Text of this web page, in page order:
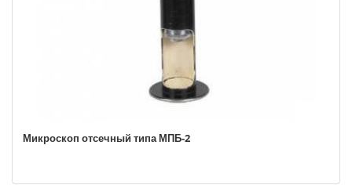
Микроскоп отсечный типа МПБ-2